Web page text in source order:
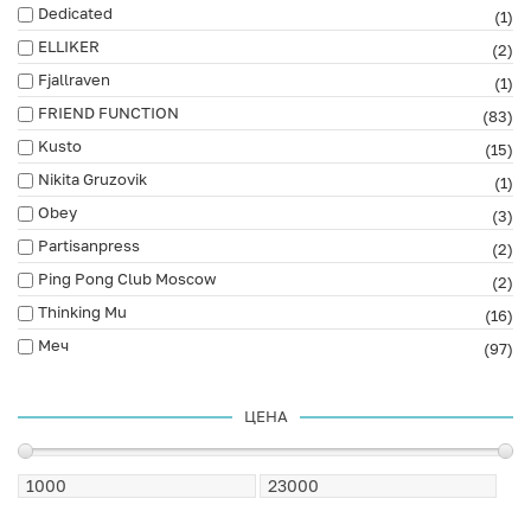
Dedicated
(1)
ELLIKER
(2)
Fjallraven
(1)
FRIEND FUNCTION
(83)
Kusto
(15)
Nikita Gruzovik
(1)
Obey
(3)
Partisanpress
(2)
Ping Pong Club Moscow
(2)
Thinking Mu
(16)
Меч
(97)
ЦЕНА